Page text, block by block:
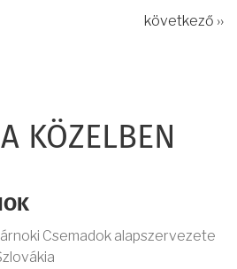
következő ››
KÖZELBEN
Csemadok alapszervezete